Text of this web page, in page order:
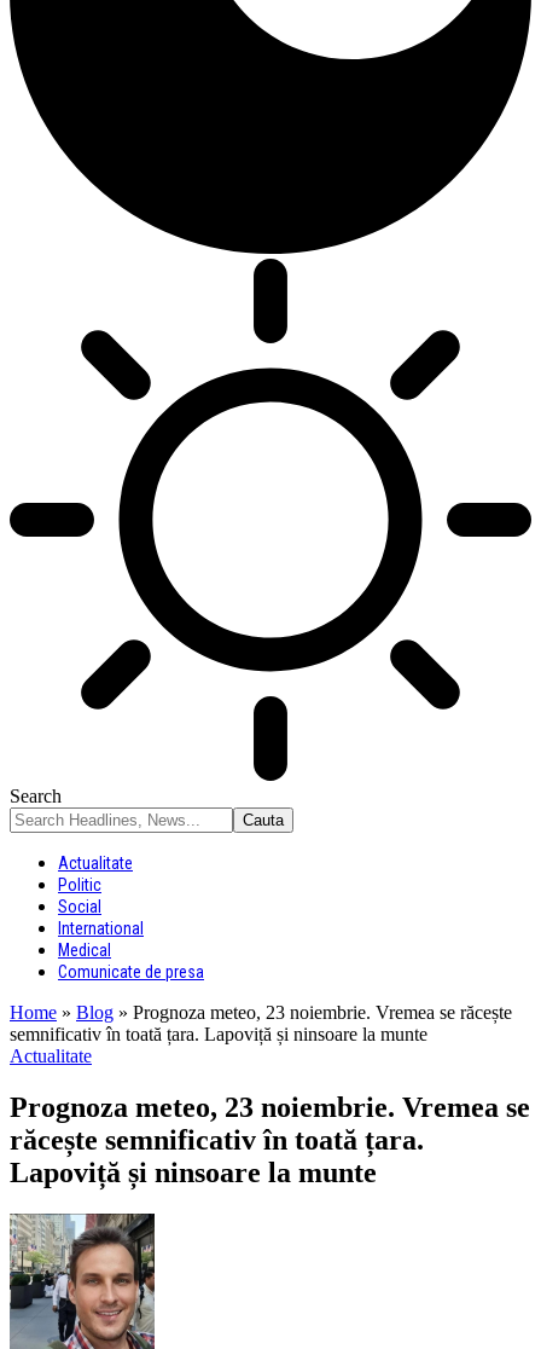
Search
Actualitate
Politic
Social
International
Medical
Comunicate de presa
Home » Blog » Prognoza meteo, 23 noiembrie. Vremea se răcește
semnificativ în toată țara. Lapoviță și ninsoare la munte
Actualitate
Prognoza meteo, 23 noiembrie. Vremea se
răcește semnificativ în toată țara.
Lapoviță și ninsoare la munte